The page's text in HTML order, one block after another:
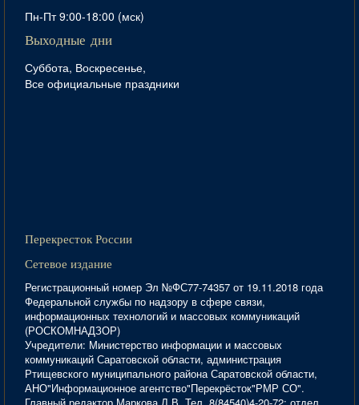
Пн-Пт 9:00-18:00 (мск)
Выходные дни
Суббота, Воскресенье,
Все официальные праздники
Перекресток России
Сетевое издание
Регистрационный номер Эл №ФС77-74357 от 19.11.2018 года
Федеральной службы по надзору в сфере связи,
информационных технологий и массовых коммуникаций
(РОСКОМНАДЗОР)
Учредители: Министерство информации и массовых
коммуникаций Саратовской области, администрация
Ртищевского муниципального района Саратовской области,
АНО"Информационное агентство"Перекрёсток"РМР СО".